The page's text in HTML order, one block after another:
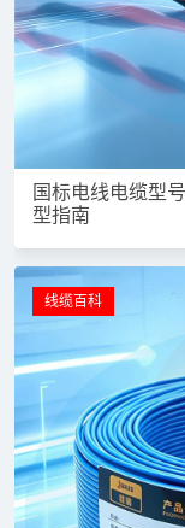
国标电线电缆型
型指南
线缆百科